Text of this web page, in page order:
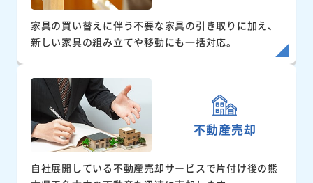
家具の買い替えに伴う不要な家具の引き取りに加え、
新しい家具の組み立てや移動にも一括対応。
不動産売却
自社展開している不動産売却サービスで片付け後の熊